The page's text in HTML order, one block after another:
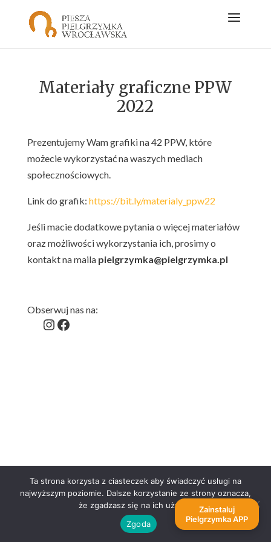
Materiały graficzne PPW
2022
Prezentujemy Wam grafiki na 42 PPW, które
możecie wykorzystać na waszych mediach
społecznościowych.
Link do grafik: https://bit.ly/materialy_ppw22
Jeśli macie dodatkowe pytania o więcej materiałów
oraz możliwości wykorzystania ich, prosimy o
kontakt na maila pielgrzymka@pielgrzymka.pl
Obserwuj nas na:
Instagram
Facebook
pielgrzymka@pielgrzymka.pl
tel.71 725-67-20
+48 607 324 063
Zainstaluj
Pielgrzymka APP
Ta strona korzysta z ciasteczek aby świadczyć usługi na
najwyższym poziomie. Dalsze korzystanie ze strony oznacza,
że zgadzasz się na ich użycie.
Zgoda